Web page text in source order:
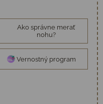
Ako správne merať
nohu?
Vernostný program